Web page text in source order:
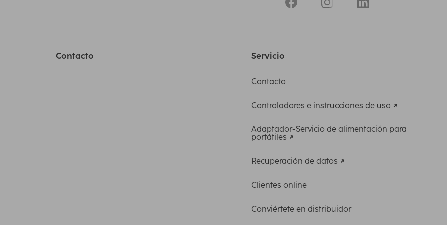
Contacto Servicio
Contacto
Controladores e instrucciones de uso
Adaptador-Servicio de alimentación para
portátiles
Recuperación de datos
Clientes online
Conviértete en distribuidor